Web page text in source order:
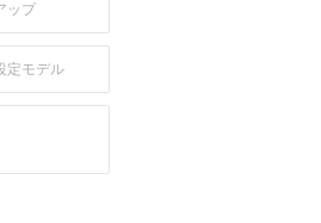
ップ
定モデル